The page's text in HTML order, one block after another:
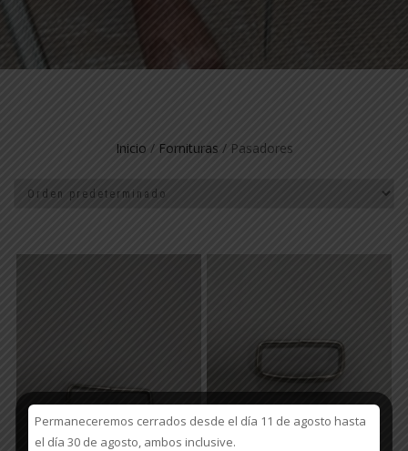
Inicio / Fornituras / Pasadores
Permaneceremos cerrados desde el día 11 de agosto hasta
el día 30 de agosto, ambos inclusive.